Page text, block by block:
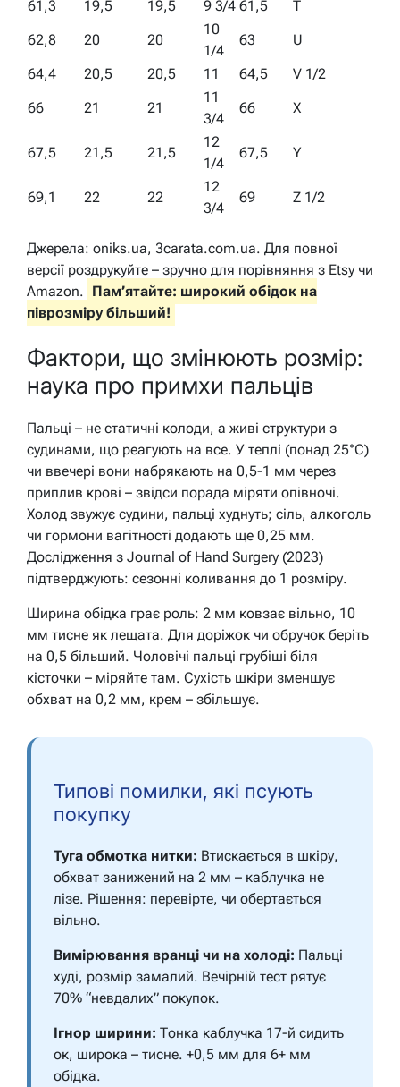
61,3
19,5 19,5 9 3/4 61,5
T
62,8
20 20
10
1/4
63
U
64,4
20,5 20,5 11 64,5
V 1/2
66
21 21
11
3/4
66 X
67,5 21,5 21,5
12
1/4
67,5 Y
69,1 22 22
12
3/4
69 Z 1/2
Джерела: oniks.ua, 3carata.com.ua. Для повної
версії роздрукуйте – зручно для порівняння з Etsy чи
Amazon. Пам’ятайте: широкий обідок на
піврозміру більший!
Фактори, що змінюють розмір:
наука про примхи пальців
Пальці – не статичні колоди, а живі структури з
судинами, що реагують на все. У теплі (понад 25°C)
чи ввечері вони набрякають на 0,5-1 мм через
приплив крові – звідси порада міряти опівночі.
Холод звужує судини, пальці худнуть; сіль, алкоголь
чи гормони вагітності додають ще 0,25 мм.
Дослідження з Journal of Hand Surgery (2023)
підтверджують: сезонні коливання до 1 розміру.
Ширина обідка грає роль: 2 мм ковзає вільно, 10
мм тисне як лещата. Для доріжок чи обручок беріть
на 0,5 більший. Чоловічі пальці грубіші біля
кісточки – міряйте там. Сухість шкіри зменшує
обхват на 0,2 мм, крем – збільшує.
Типові помилки, які псують
покупку
Туга обмотка нитки: Втискається в шкіру,
обхват занижений на 2 мм – каблучка не
лізе. Рішення: перевірте, чи обертається
вільно.
Вимірювання вранці чи на холоді: Пальці
худі, розмір замалий. Вечірній тест рятує
70% “невдалих” покупок.
Ігнор ширини: Тонка каблучка 17-й сидить
ок, широка – тисне. +0,5 мм для 6+ мм
обідка.